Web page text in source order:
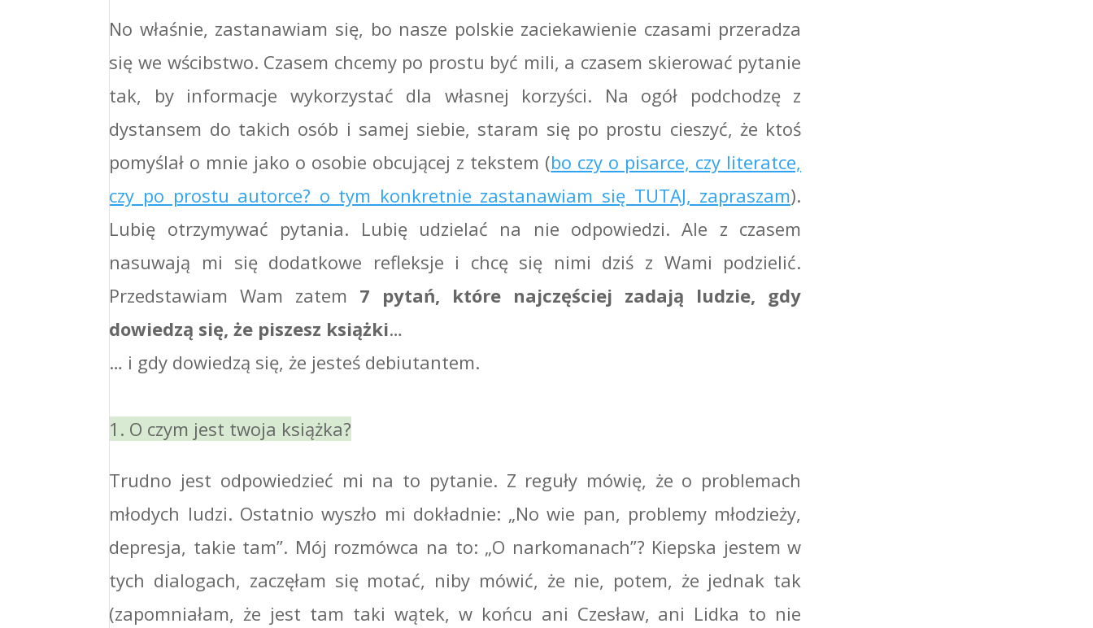
No właśnie, zastanawiam się, bo nasze polskie zaciekawienie czasami przeradza
się we wścibstwo. Czasem chcemy po prostu być mili, a czasem skierować pytanie
tak, by informacje wykorzystać dla własnej korzyści. Na ogół podchodzę z
dystansem do takich osób i samej siebie, staram się po prostu cieszyć, że ktoś
pomyślał o mnie jako o osobie obcującej z tekstem (bo czy o pisarce, czy literatce,
czy po prostu autorce? o tym konkretnie zastanawiam się TUTAJ, zapraszam).
Lubię otrzymywać pytania. Lubię udzielać na nie odpowiedzi. Ale z czasem
nasuwają mi się dodatkowe refleksje i chcę się nimi dziś z Wami podzielić.
Przedstawiam Wam zatem 7 pytań, które najczęściej zadają ludzie, gdy
dowiedzą się, że piszesz książki…
… i gdy dowiedzą się, że jesteś debiutantem.
1. O czym jest twoja książka?
Trudno jest odpowiedzieć mi na to pytanie. Z reguły mówię, że o problemach
młodych ludzi. Ostatnio wyszło mi dokładnie: „No wie pan, problemy młodzieży,
depresja, takie tam”. Mój rozmówca na to: „O narkomanach”? Kiepska jestem w
tych dialogach, zaczęłam się motać, niby mówić, że nie, potem, że jednak tak
(zapomniałam, że jest tam taki wątek, w końcu ani Czesław, ani Lidka to nie